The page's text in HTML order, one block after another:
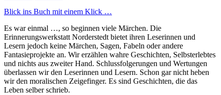
Blick ins Buch mit einem Klick …
Es war einmal …, so beginnen viele Märchen. Die
Erinnerungswerkstatt Norderstedt bietet ihren Leserinnen und
Lesern jedoch keine Märchen, Sagen, Fabeln oder andere
Fantasieprojekte an. Wir erzählen wahre Geschichten, Selbsterlebtes
und nichts aus zweiter Hand. Schlussfolgerungen und Wertungen
überlassen wir den Leserinnen und Lesern. Schon gar nicht heben
wir den moralischen Zeigefinger. Es sind Geschichten, die das
Leben selber schrieb.